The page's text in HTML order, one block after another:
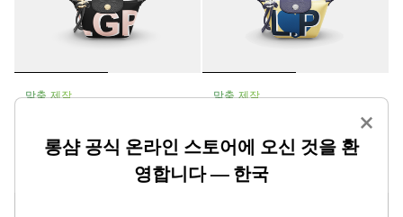
맞춤 제작
₩305,000
맞춤 제작
₩305,000
×
롱샴 공식 온라인 스토어에 오신 것을 환
영합니다 — 한국